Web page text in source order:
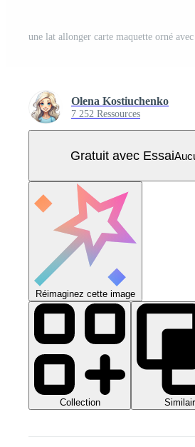
Olena Kostiuchenko
7 252 Ressources
Gratuit avec Essai
Réimaginez cette image
Collection